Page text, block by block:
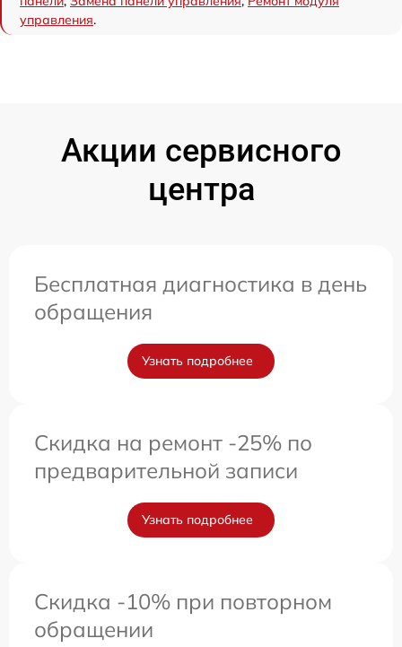
управления.
Акции сервисного
центра
Бесплатная диагностика в день
обращения
Узнать подробнее
Скидка на ремонт -25% по
предварительной записи
Узнать подробнее
Скидка -10% при повторном
обращении